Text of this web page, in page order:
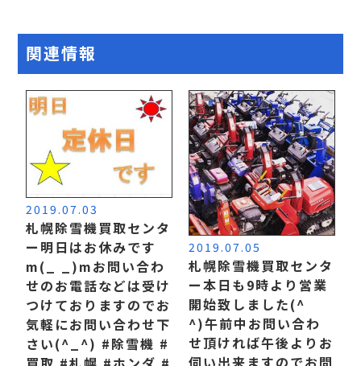
関連情報
2019.07.03
札幌除雪機買取センタ
ー明日はお休みです
m(_ _)m お問い合わ
せのお電話などは受け
つけておりますのでお
気軽にお問い合わせ下
さい(^_^) #除雪機 #
2019.07.05
札幌除雪機買取センタ
ー本日も9時より営業
開始致しました(^
^) 午前中お問い合わ
せ頂ければ午後よりお